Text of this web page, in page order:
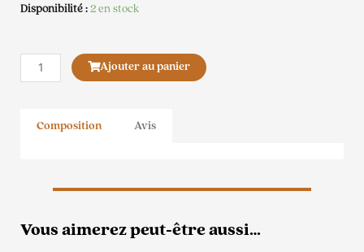
Disponibilité :2 en stock
quantité
de
Benebone
Ajouter au panier
Composition Avis
Vous aimerez peut-être aussi…